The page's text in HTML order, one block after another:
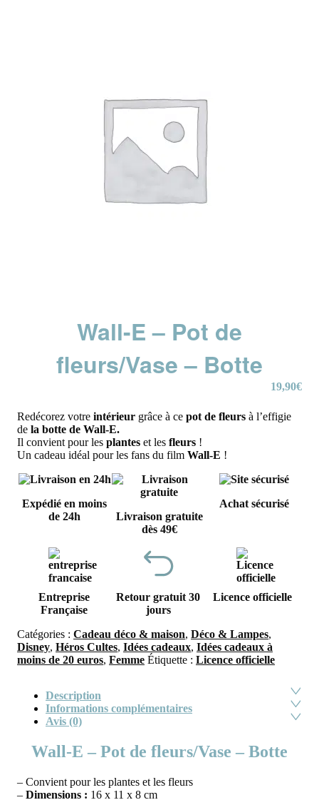
Wall-E – Pot de
fleurs/Vase – Botte
19,90€
Redécorez votre intérieur grâce à ce pot de fleurs à l’effigie
de la botte de Wall-E.
Il convient pour les plantes et les fleurs !
Un cadeau idéal pour les fans du film Wall-E !
Expédié en moins
de 24h
Livraison gratuite
dès 49€
Achat sécurisé
Entreprise
Française
Retour gratuit 30
jours
Licence officielle
Catégories : Cadeau déco & maison, Déco & Lampes,
Disney, Héros Cultes, Idées cadeaux, Idées cadeaux à
moins de 20 euros, Femme Étiquette : Licence officielle
Description
Informations complémentaires
Avis (0)
Wall-E – Pot de fleurs/Vase – Botte
– Convient pour les plantes et les fleurs
– Dimensions : 16 x 11 x 8 cm